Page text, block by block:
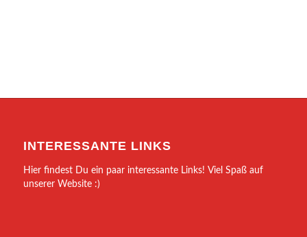
INTERESSANTE LINKS
Hier findest Du ein paar interessante Links! Viel Spaß auf
unserer Website :)